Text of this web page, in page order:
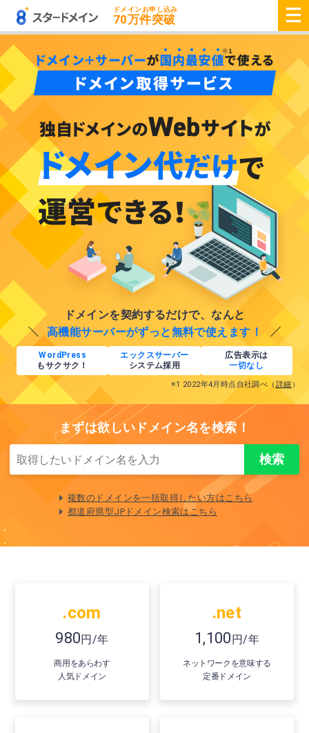
ドメインお申し込み
70万件突破
ドメインを契約するだけで、なんと
高機能サーバーがずっと無料で使えます！
WordPress
もサクサク！
エックスサーバー
システム採用
広告表示は
一切なし
※1 2022年4月時点自社調べ（詳細 ）
まずは欲しいドメイン名を検索！
複数のドメインを一括取得したい方はこちら
都道府県型JPドメイン検索はこちら
.com
980円/年
商用をあらわす
人気ドメイン
.net
1,100円/年
ネットワークを意味する
定番ドメイン